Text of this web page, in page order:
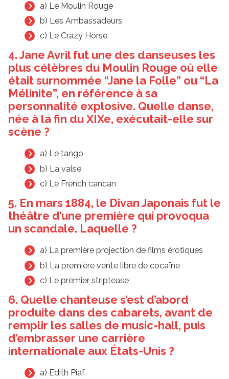
a) Le Moulin Rouge
b) Les Ambassadeurs
c) Le Crazy Horse
4. Jane Avril fut une des danseuses les
plus célèbres du Moulin Rouge où elle
était surnommée “Jane la Folle” ou “La
Mélinite”, en référence à sa
personnalité explosive. Quelle danse,
née à la fin du XIXe, exécutait-elle sur
scène ?
a) Le tango
b) La valse
c) Le French cancan
5. En mars 1884, le Divan Japonais fut le
théâtre d’une première qui provoqua
un scandale. Laquelle ?
a) La première projection de films érotiques
b) La première vente libre de cocaïne
c) Le premier striptease
6. Quelle chanteuse s’est d’abord
produite dans des cabarets, avant de
remplir les salles de music-hall, puis
d’embrasser une carrière
internationale aux États-Unis ?
a) Edith Piaf